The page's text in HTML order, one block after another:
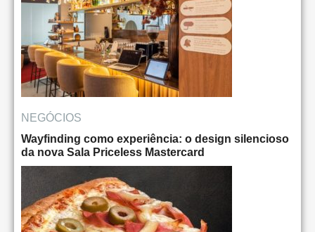
NEGÓCIOS
Wayfinding como experiência: o design silencioso
da nova Sala Priceless Mastercard